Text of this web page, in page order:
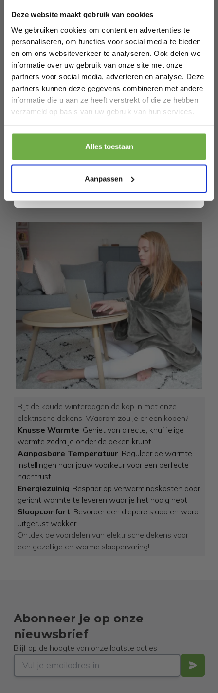
Deze website maakt gebruik van cookies
We gebruiken cookies om content en advertenties te
personaliseren, om functies voor social media te bieden
en om ons websiteverkeer te analyseren. Ook delen we
informatie over uw gebruik van onze site met onze
partners voor social media, adverteren en analyse. Deze
partners kunnen deze gegevens combineren met andere
informatie die u aan ze heeft verstrekt of die ze hebben
verzameld op basis van uw gebruik van hun services.
Alles toestaan
Aanpassen
- Taupe
Elektrische
Warmtedeken -
2-Persoons - 180
x 160 cm - Met
Timer -
Bovendeken -
Fleece -
Antraciet
€ 26,69
-33%
Elektrische
Persoons - 150 x
160 cm -
- Onderdeken - 7
Standen - Met
Hoekelastieken
€ 21,69
-57%
Auronic
Elektrische
Deken -
Warmtedeken - 2
- Bovendeken -
Verwarmingsdeken
- Roze
€ 64,99
€ 42,99
-34
Auronic
Elektrische
Deken - 160 x
Warmtedeken - 1
Persoons - 3
- Pluche - Taupe
€ 69,99
€ 50,69
Bijt de koude winterdagen de kop in met onze
elektrische dekens! Waarom zou je er een kopen?
Knusse Warmte: Geniet van directe, knuffelige
warmte zodra je onder de deken kruipt.
Aanpasbare Temperatuur: Reguleer de warmte-
instellingen naar jouw voorkeur voor een perfecte
nachtrust.
Energiezuinig: Bespaar op verwarmingskosten door
gericht warmte te leveren waar je het nodig hebt.
Slaapcomfort: Bevorder een diepere slaap en word
uitgerust wakker.
Ontdek de voordelen van elektrische dekens voor
een gezellige en warme slaapervaring!
Abonneer je op onze
nieuwsbrief
Blijf op de hoogte van onze laatste acties!
Bij 2dekansje.com profiteer je van
kortingen tot wel 70%.
Laat ons weten wanneer je jarig bent
Pak € 5,- korting
. Je kunt je op elk moment weer afmelden.